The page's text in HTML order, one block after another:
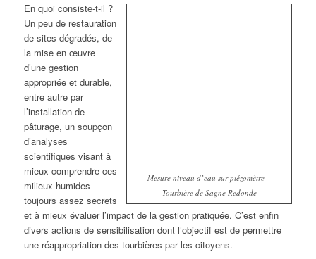
Mesure niveau d’eau sur piézomètre –
Tourbière de Sagne Redonde
En quoi consiste-t-il ?
Un peu de restauration
de sites dégradés, de
la mise en œuvre
d’une gestion
appropriée et durable,
entre autre par
l’installation de
pâturage, un soupçon
d’analyses
scientifiques visant à
mieux comprendre ces
milieux humides
toujours assez secrets
et à mieux évaluer l’impact de la gestion pratiquée. C’est enfin
divers actions de sensibilisation dont l’objectif est de permettre
une réappropriation des tourbières par les citoyens.